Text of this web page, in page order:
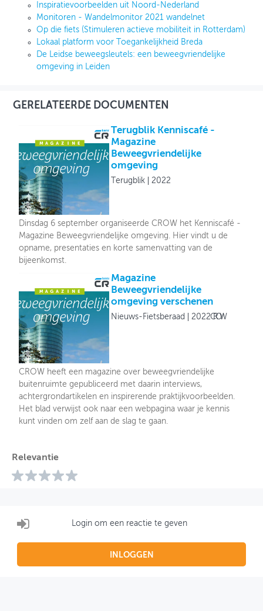
Inspiratievoorbeelden uit Noord-Nederland
Monitoren - Wandelmonitor 2021 wandelnet
Op die fiets (Stimuleren actieve mobiliteit in Rotterdam)
Lokaal platform voor Toegankelijkheid Breda
De Leidse beweegsleutels: een beweegvriendelijke
omgeving in Leiden
GERELATEERDE DOCUMENTEN
Terugblik Kenniscafé -
Magazine
Beweegvriendelijke
omgeving
Terugblik 2022
Dinsdag 6 september organiseerde CROW het Kenniscafé -
Magazine Beweegvriendelijke omgeving. Hier vindt u de
opname, presentaties en korte samenvatting van de
bijeenkomst.
Magazine
Beweegvriendelijke
omgeving verschenen
Nieuws-Fietsberaad 2022CROW
CROW heeft een magazine over beweegvriendelijke
buitenruimte gepubliceerd met daarin interviews,
achtergrondartikelen en inspirerende praktijkvoorbeelden.
Het blad verwijst ook naar een webpagina waar je kennis
kunt vinden om zelf aan de slag te gaan.
Relevantie
Login om een reactie te geven
INLOGGEN